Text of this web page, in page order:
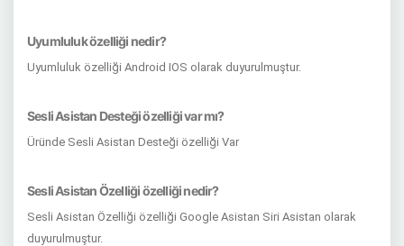
Uyumluluk özelliği nedir?
Uyumluluk özelliği Android IOS olarak duyurulmuştur.
Sesli Asistan Desteği özelliği var mı?
Üründe Sesli Asistan Desteği özelliği Var
Sesli Asistan Özelliği özelliği nedir?
Sesli Asistan Özelliği özelliği Google Asistan Siri Asistan olarak
duyurulmuştur.